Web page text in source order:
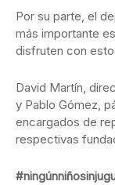
Por su parte, el
más importante
disfruten con
David Martín,
y Pablo Gómez,
encargados de
respectivas